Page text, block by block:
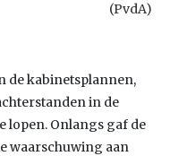
(PvdA)
de kabinetsplannen,
in de
lopen. Onlangs gaf de
waarschuwing aan